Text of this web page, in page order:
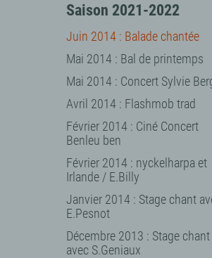
Saison 2021-2022
Juin 2014 : Balade chantée
Mai 2014 : Bal de printemps
Mai 2014 : Concert Sylvie
Avril 2014 : Flashmob trad
Février 2014 : Ciné Concert
Benleu ben
Février 2014 : nyckelharpa et
Irlande / E.Billy
Janvier 2014 : Stage chant
E.Pesnot
Décembre 2013 : Stage chant
avec S.Geniaux